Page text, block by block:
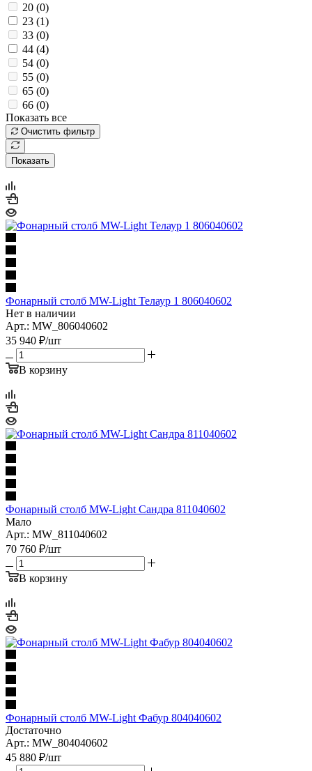
20 (0)
23 (1)
33 (0)
44 (4)
54 (0)
55 (0)
65 (0)
66 (0)
Показать все
Очистить фильтр
Показать
Фонарный столб MW-Light Телаур 1 806040602
Нет в наличии
Арт.: MW_806040602
35 940 ₽/шт
В корзину
Фонарный столб MW-Light Сандра 811040602
Мало
Арт.: MW_811040602
70 760 ₽/шт
В корзину
Фонарный столб MW-Light Фабур 804040602
Достаточно
Арт.: MW_804040602
45 880 ₽/шт